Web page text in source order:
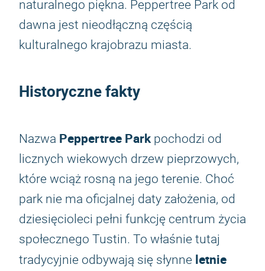
naturalnego piękna. Peppertree Park od
dawna jest nieodłączną częścią
kulturalnego krajobrazu miasta.
Historyczne fakty
Nazwa Peppertree Parkpochodzi od
licznych wiekowych drzew pieprzowych,
które wciąż rosną na jego terenie. Choć
park nie ma oficjalnej daty założenia, od
dziesięcioleci pełni funkcję centrum życia
społecznego Tustin. To właśnie tutaj
tradycyjnie odbywają się słynne letnie